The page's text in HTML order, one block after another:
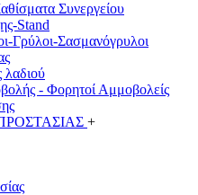
Συνεργείου
Stand
Γρύλοι-Σασμανόγρυλοι
λαδιού
- Φορητοί Αμμοβολείς
+